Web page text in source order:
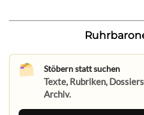
Stöbern statt suchen
Texte, Rubriken,
Archiv.